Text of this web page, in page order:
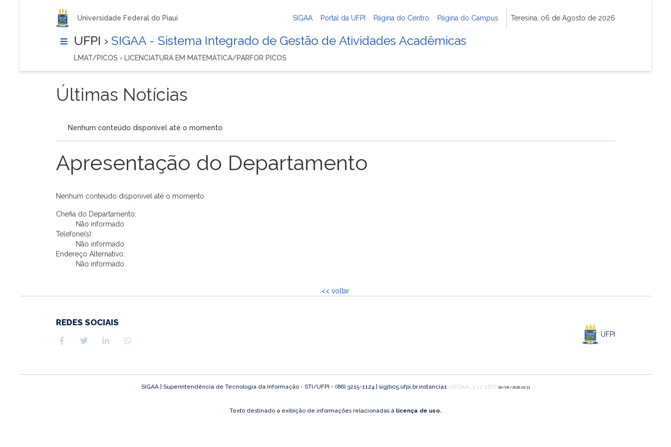
Universidade Federal do Piauí SIGAA Portal da UFPI Página do Centro Página do Campus Teresina, 06 de Agosto de 2026
UFPI › SIGAA - Sistema Integrado de Gestão de Atividades Acadêmicas
LMAT/PICOS › LICENCIATURA EM MATEMÁTICA/PARFOR PICOS
Últimas Notícias
Nenhum conteúdo disponível até o momento
Apresentação do Departamento
Nenhum conteúdo disponível até o momento
Chefia do Departamento:
Não informado
Telefone(s):
Não informado
Endereço Alternativo:
Não informado
<< voltar
REDES SOCIAIS
UFPI
SIGAA | Superintendência de Tecnologia da Informação - STI/UFPI - (86) 3215-1124 | sigjb05.ufpi.br.instancia1 vSIGAA_3.12.1677 06/08/2026 02:31
Texto destinado a exibição de informações relacionadas à licença de uso.